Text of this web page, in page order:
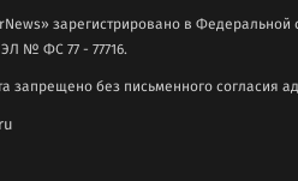
зарегистрировано в
№ ФС 77 - 77716.
запрещено без письменного согласия